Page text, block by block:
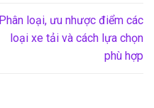
Phân loại, ưu nhược điểm các
loại xe tải và cách lựa chọn
phù hợp